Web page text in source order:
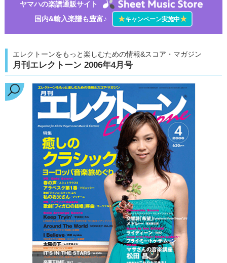
ヤマハの楽譜通販サイト
国内&輸入楽譜も豊富♪
★キャンペーン実施中★
エレクトーンをもっと楽しむための情報&スコア・マガジン
月刊エレクトーン 2006年4月号